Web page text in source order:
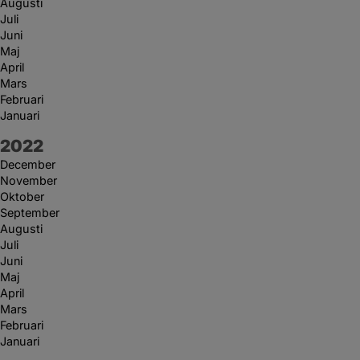
Augusti
Juli
Juni
Maj
April
Mars
Februari
Januari
År:
2022
December
November
Oktober
September
Augusti
Juli
Juni
Maj
April
Mars
Februari
Januari